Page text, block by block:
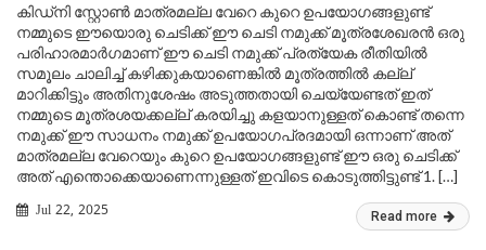
കിഡ്നി സ്റ്റോൺ മാത്രമല്ല വേറെ കുറെ ഉപയോഗങ്ങളുണ്ട്
നമ്മുടെ ഈയൊരു ചെടിക്ക് ഈ ചെടി നമുക്ക് മൂത്രശേഖരൻ ഒരു
പരിഹാരമാർഗമാണ് ഈ ചെടി നമുക്ക് പ്രത്യേക രീതിയിൽ
സമൂലം ചാലിച്ച് കഴിക്കുകയാണെങ്കിൽ മൂത്രത്തിൽ കല്ല്
മാറിക്കിട്ടും അതിനുശേഷം അടുത്തതായി ചെയ്യേണ്ടത് ഇത്
നമ്മുടെ മൂത്രശയക്കല്ല് കരയിച്ചു കളയാനുള്ളത് കൊണ്ട് തന്നെ
നമുക്ക് ഈ സാധനം നമുക്ക് ഉപയോഗപ്രദമായി ഒന്നാണ് അത്
മാത്രമല്ല വേറെയും കുറെ ഉപയോഗങ്ങളുണ്ട് ഈ ഒരു ചെടിക്ക്
അത് എന്തൊക്കെയാണെന്നുള്ളത് ഇവിടെ കൊടുത്തിട്ടുണ്ട് 1. […]
Jul 22, 2025 Read more